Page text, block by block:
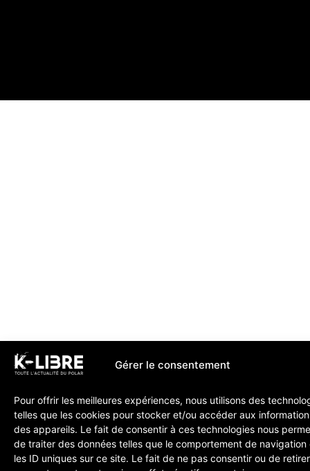
Gérer le consentement
Pour offrir les meilleures expériences, nous utilisons des
telles que les cookies pour stocker et/ou accéder aux
des appareils. Le fait de consentir à ces technologies nous
de traiter des données telles que le comportement de navigation
les ID uniques sur ce site. Le fait de ne pas consentir ou de